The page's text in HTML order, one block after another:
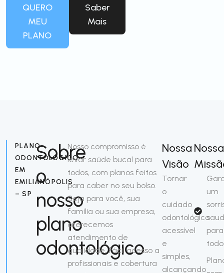
QUERO
MEU
PLANO
Saber
Mais
PLANO
ODONTOLÓGICO
EM
EMILIANÓPOLIS
– SP
Sobre
o
nosso
plano
odontológico
Nosso compromisso é
levar saúde bucal para
todos, com planos feitos
para caber no seu bolso.
Seja para você, sua
família ou sua empresa,
oferecemos
atendimento de
qualidade, fácil acesso a
profissionais e cobertura
Nossa
Visão
Tornar
o
cuidado
odontológico
acessível
e
simples,
alcançando
Nossa
um
para